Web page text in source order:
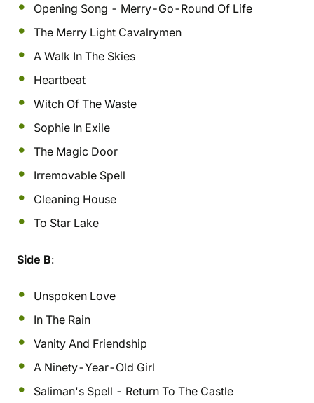
Opening Song - Merry-Go-Round Of Life
The Merry Light Cavalrymen
A Walk In The Skies
Heartbeat
Witch Of The Waste
Sophie In Exile
The Magic Door
Irremovable Spell
Cleaning House
To Star Lake
Side B:
Unspoken Love
In The Rain
Vanity And Friendship
A Ninety-Year-Old Girl
Saliman's Spell - Return To The Castle